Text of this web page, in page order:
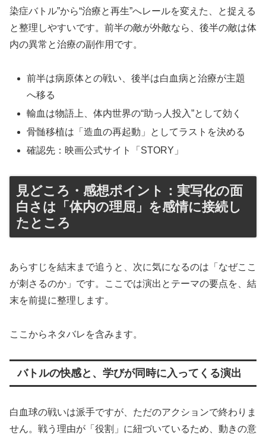
染症バトル”から“治療と再生”へレールを変えた、と捉える
と整理しやすいです。前半の敵が外敵なら、後半の敵は体
内の異常と治療の副作用です。
前半は病原体との戦い、後半は白血病と治療が主題
へ移る
輸血は物語上、体内世界の“助っ人投入”として効く
骨髄移植は「造血の再起動」としてラストを決める
確認先：映画公式サイト「STORY」
見どころ・感想ポイント：実写化の面
白さは「体内の理屈」を感情に接続し
たところ
あらすじを結末まで追うと、次に気になるのは「なぜここ
が刺さるのか」です。ここでは演出とテーマの要点を、結
末を前提に整理します。
ここからネタバレを含みます。
バトルの快感と、学びが同時に入ってくる演出
白血球の戦いは派手ですが、ただのアクションで終わりま
せん。戦う理由が「役割」に紐づいているため、動きの意